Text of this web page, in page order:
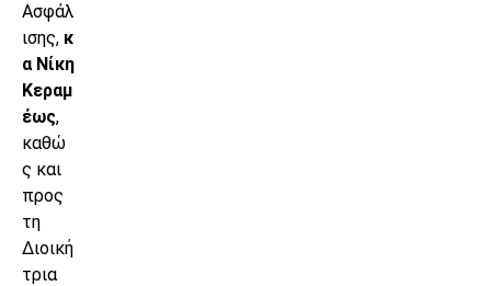
Ασφάλ
ισης, κ
α Νίκη
Κεραμ
έως,
καθώ
ς και
προς
τη
Διοική
τρια